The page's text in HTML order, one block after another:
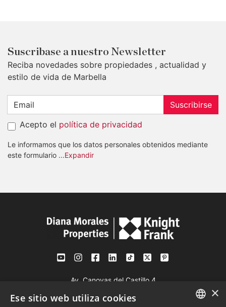
Suscribase a nuestro Newsletter
Reciba novedades sobre propiedades , actualidad y
estilo de vida de Marbella
Suscribirse
Acepto el política de privacidad
Le informamos que los datos personales obtenidos mediante
este formulario ...Expandir
Av. Canovas del Castillo 4
29601 Marbella
×
Ese sitio web utiliza cookies